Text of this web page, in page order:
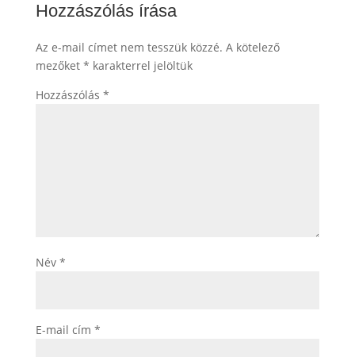
Hozzászólás írása
Az e-mail címet nem tesszük közzé. A kötelező
mezőket * karakterrel jelöltük
Hozzászólás *
Név *
E-mail cím *